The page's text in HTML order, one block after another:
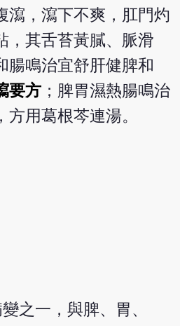
瀉，瀉下不爽，肛門灼
，其舌苔黃膩、脈滑
腸鳴治宜舒肝健脾和
要方 ；脾胃濕熱腸鳴治
方用葛根芩連湯。
之一，與脾、胃、